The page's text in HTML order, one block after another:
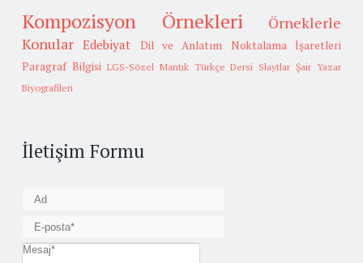
Kompozisyon Örnekleri
Örneklerle
Konular Edebiyat Dil ve Anlatım
Noktalama İşaretleri
Paragraf Bilgisi LGS-Sözel Mantık Türkçe Dersi Slaytlar Şair Yazar
Biyografileri
İletişim Formu